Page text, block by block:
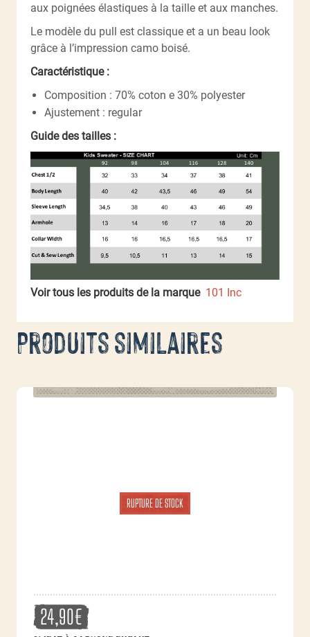
aux poignées élastiques à la taille et aux manches.
Le modèle du pull est classique et a un beau look
grâce à l’impression camo boisé.
Caractéristique :
Composition : 70% coton e 30% polyester
Ajustement : regular
Guide des tailles :
Voir tous les produits de la marque 101 Inc
Produits similaires
RUPTURE DE STOCK
24,90€